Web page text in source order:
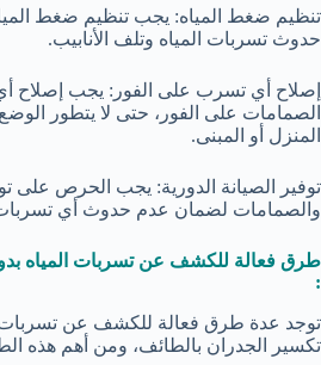
تنظيم ضغط المياه: يجب تنظيم ضغط
حدوث تسربات المياه وتلف الأنابيب.
إصلاح أي تسرب على الفور: يجب إصلاح
الصمامات على الفور، حتى لا يتطور
المنزل أو المبنى.
توفير الصيانة الدورية: يجب الحرص على
والصمامات لضمان عدم حدوث أي
طرق فعالة للكشف عن تسربات المياه
:
توجد عدة طرق فعالة للكشف عن تسربات
تكسير الجدران بالطائف، ومن أهم هذه